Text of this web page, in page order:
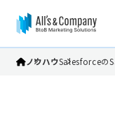
ノウハウSalesforceの